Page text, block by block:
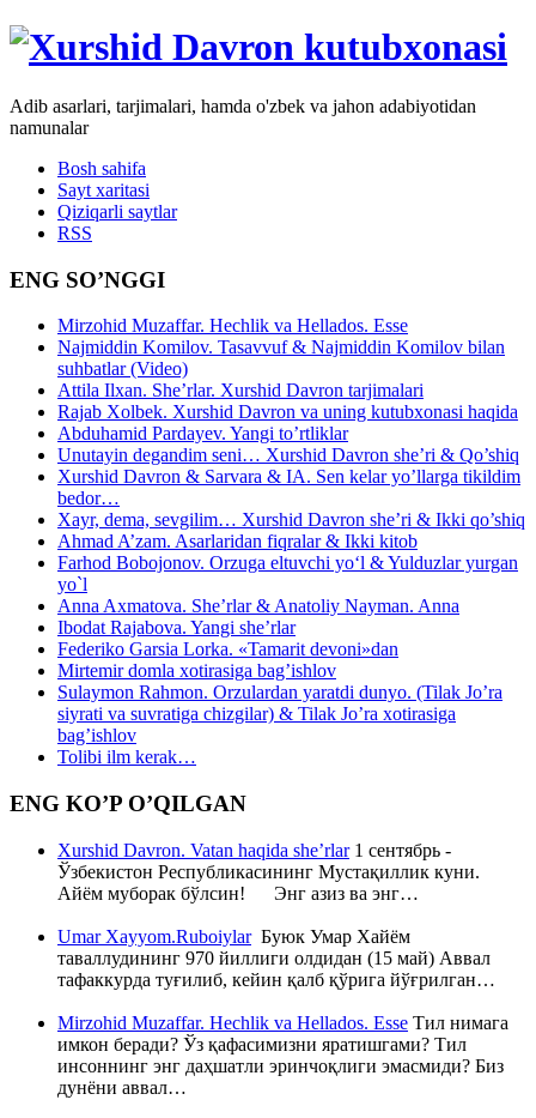
Adib asarlari, tarjimalari, hamda o'zbek va jahon adabiyotidan
namunalar
Bosh sahifa
Sayt xaritasi
Qiziqarli saytlar
RSS
ENG SO’NGGI
Mirzohid Muzaffar. Hechlik va Hellados. Esse
Najmiddin Komilov. Tasavvuf & Najmiddin Komilov bilan
suhbatlar (Video)
Attila Ilxan. She’rlar. Xurshid Davron tarjimalari
Rajab Xolbek. Xurshid Davron va uning kutubxonasi haqida
Abduhamid Pardayev. Yangi to’rtliklar
Unutayin degandim seni… Xurshid Davron she’ri & Qo’shiq
Xurshid Davron & Sarvara & IA. Sen kelar yo’llarga tikildim
bedor…
Xayr, dema, sevgilim… Xurshid Davron she’ri & Ikki qo’shiq
Ahmad A’zam. Asarlaridan fiqralar & Ikki kitob
Farhod Bobojonov. Orzuga eltuvchi yo‘l & Yulduzlar yurgan
yo`l
Anna Axmatova. She’rlar & Anatoliy Nayman. Anna
Ibodat Rajabova. Yangi she’rlar
Federiko Garsia Lorka. «Tamarit devoni»dan
Mirtemir domla xotirasiga bag’ishlov
Sulaymon Rahmon. Orzulardan yaratdi dunyo. (Tilak Jo’ra
siyrati va suvratiga chizgilar) & Tilak Jo’ra xotirasiga
bag’ishlov
Tolibi ilm kerak…
ENG KO’P O’QILGAN
Xurshid Davron. Vatan haqida she’rlar1 сентябрь -
Ўзбекистон Республикасининг Мустақиллик куни.
Айём муборак бўлсин! Энг азиз ва энг…
Umar Xayyom.RuboiylarБуюк Умар Хайём
таваллудининг 970 йиллиги олдидан (15 май) Аввал
тафаккурда туғилиб, кейин қалб қўрига йўғрилган…
Mirzohid Muzaffar. Hechlik va Hellados. Esse Тил нимага
имкон беради? Ўз қафасимизни яратишгами? Тил
инсоннинг энг даҳшатли эринчоқлиги эмасмиди? Биз
дунёни аввал…